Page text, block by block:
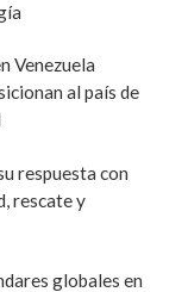
Venezuela
al país de
respuesta con
rescate y
globales en